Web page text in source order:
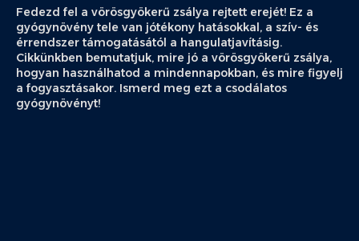
Fedezd fel a vörösgyökerű zsálya rejtett erejét! Ez a
gyógynövény tele van jótékony hatásokkal, a szív- és
érrendszer támogatásától a hangulatjavításig.
Cikkünkben bemutatjuk, mire jó a vörösgyökerű zsálya,
hogyan használhatod a mindennapokban, és mire figyelj
a fogyasztásakor. Ismerd meg ezt a csodálatos
gyógynövényt!